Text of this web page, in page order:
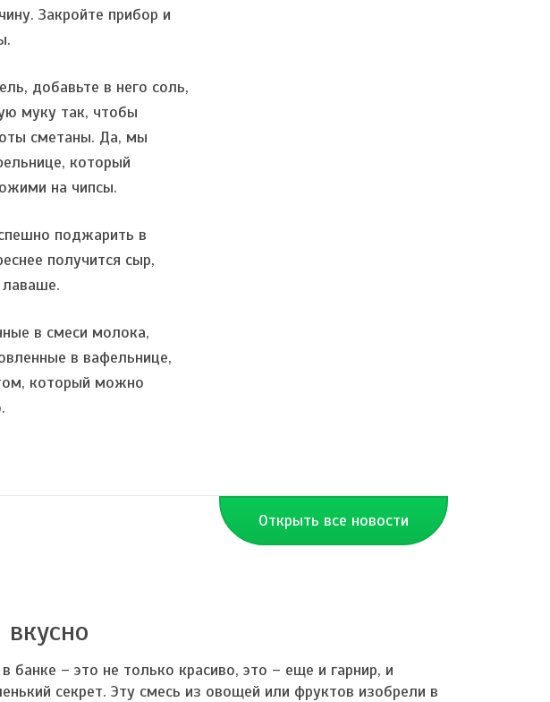
Закройте прибор и
добавьте в него соль,
муку так, чтобы
сметаны. Да, мы
который
на чипсы.
поджарить в
получится сыр,
лаваше.
в смеси молока,
в вафельнице,
который можно
Открыть все новости
– это не только красиво, это – еще и гарнир, и
секрет. Эту смесь из овощей или фруктов изобрели в